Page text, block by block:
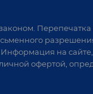
для сварки
изделий
Позиционеры и
. Информация на
офертой,